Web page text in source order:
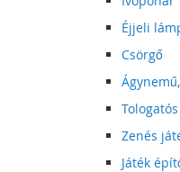
Éjjeli
Csörgő
Zenés
Játék